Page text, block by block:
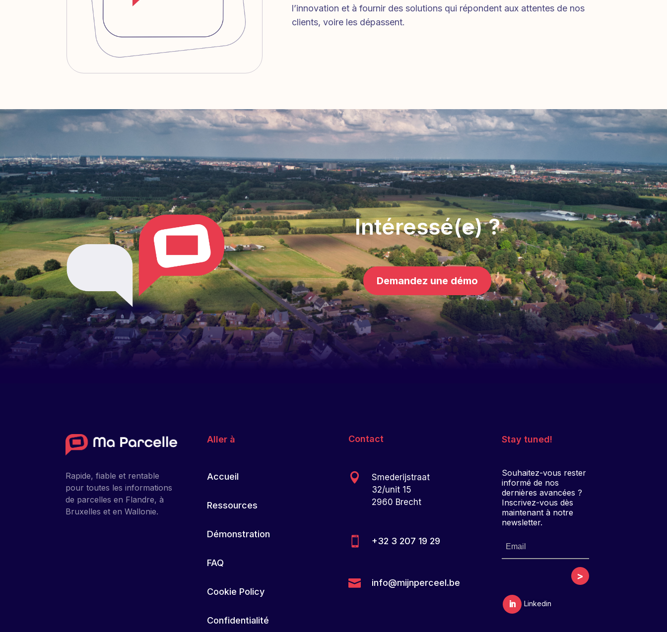
l’innovation et à fournir des solutions qui répondent aux attentes de nos
clients, voire les dépassent.
Intéressé(e) ?
Demandez une démo
Rapide, fiable et rentable
pour toutes les informations
de parcelles en Flandre, à
Bruxelles et en Wallonie.
Aller à
Accueil
Ressources
Démonstration
FAQ
Cookie Policy
Confidentialité
Contact

Smederijstraat
32/unit 15
2960 Brecht
 +32 3 207 19 29
 info@mijnperceel.be
Stay tuned!
Souhaitez-vous rester
informé de nos
dernières avancées ?
Inscrivez-vous dès
maintenant à notre
newsletter.
>